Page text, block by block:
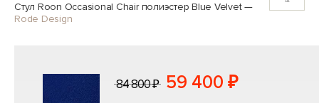
Стул Roon Occasional Chair полиэстер Blue Velvet—
Rode Design
84 800 ₽ 59 400 ₽